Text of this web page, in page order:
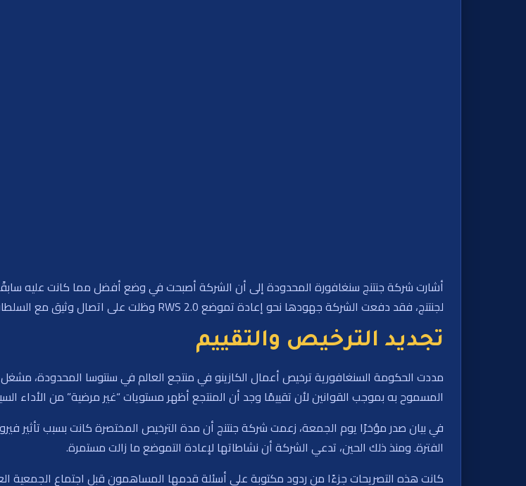
أشارت شركة جنتنج سنغافورة المحدودة إلى أن الشركة أصبحت في وضع أفضل مما كانت عليه سابقًا
لجنتنج، فقد دفعت الشركة جهودها نحو إعادة تموضع RWS 2.0 وظلت على اتصال وثيق مع السلطات المختصة منذ أن تم تجديد ترخيصها لمدة عامين في نوفمبر 2024.
تجديد الترخيص والتقييم
المسموح به بموجب القوانين لأن تقييمًا وجد أن المنتجع أظهر مستويات “غير مرضية” من الأداء السياحي في
في بيان صدر مؤخرًا يوم الجمعة، زعمت شركة جنتنج أن مدة الترخيص المختصرة كانت بسبب تأثير
الفترة. ومنذ ذلك الحين، تدعي الشركة أن نشاطاتها لإعادة التموضع ما زالت مستمرة.